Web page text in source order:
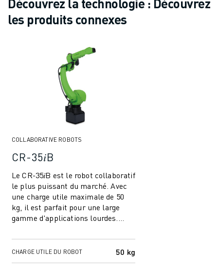
les produits connexes
COLLABORATIVE ROBOTS
CR-35𝑖B
Le CR-35𝑖B est le robot collaboratif
le plus puissant du marché. Avec
une charge utile maximale de 50
kg, il est parfait pour une large
gamme d'applications lourdes.
CHARGE UTILE DU ROBOT 50 kg